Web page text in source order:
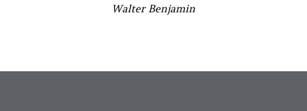
Walter Benjamin